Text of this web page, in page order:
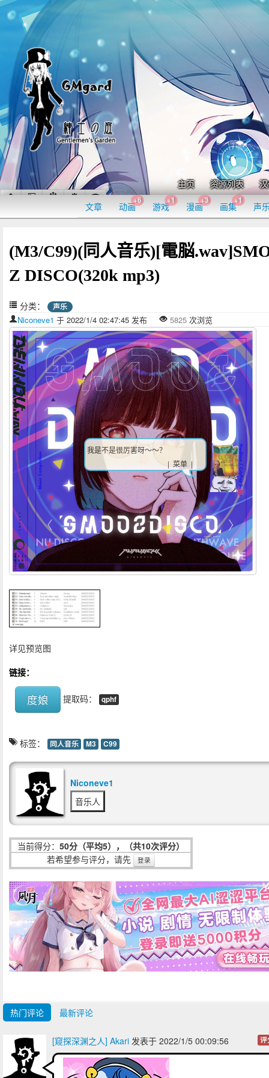
主页 资源列表
文章 动画
+6
游戏
+1
漫画
+3
画集
+1
声
(M3/C99)(同人音乐)[電脳
Z DISCO(320k mp3)
分类： 声乐
Niconeve1 于 2022/1/4 02:47:45 发布 5825 次浏览
详见预览图
链接：
度娘 提取码： qphf
标签： 同人音乐 M3 C99
Niconeve1
音乐人
当前得分： 50分（平均5），（共10次评分）
若希望参与评分，请先
登录
热门评论 最新评论
[窥探深渊之人] Akari 发表于 2022/1/5 00:09:56 评
我是不是很厉害呀～～？
| 菜单 |